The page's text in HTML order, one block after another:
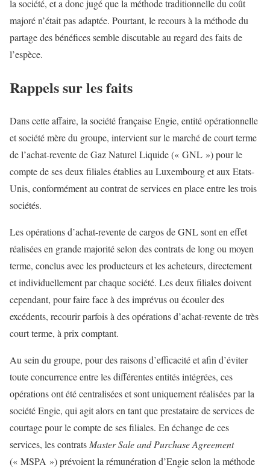
la société, et a donc jugé que la méthode traditionnelle du coût
majoré n’était pas adaptée. Pourtant, le recours à la méthode du
partage des bénéfices semble discutable au regard des faits de
l’espèce.
Rappels sur les faits
Dans cette affaire, la société française Engie, entité opérationnelle
et société mère du groupe, intervient sur le marché de court terme
de l’achat-revente de Gaz Naturel Liquide (« GNL ») pour le
compte de ses deux filiales établies au Luxembourg et aux Etats-
Unis, conformément au contrat de services en place entre les trois
sociétés.
Les opérations d’achat-revente de cargos de GNL sont en effet
réalisées en grande majorité selon des contrats de long ou moyen
terme, conclus avec les producteurs et les acheteurs, directement
et individuellement par chaque société. Les deux filiales doivent
cependant, pour faire face à des imprévus ou écouler des
excédents, recourir parfois à des opérations d’achat-revente de très
court terme, à prix comptant.
Au sein du groupe, pour des raisons d’efficacité et afin d’éviter
toute concurrence entre les différentes entités intégrées, ces
opérations ont été centralisées et sont uniquement réalisées par la
société Engie, qui agit alors en tant que prestataire de services de
courtage pour le compte de ses filiales. En échange de ces
services, les contrats Master Sale and Purchase Agreement
(« MSPA ») prévoient la rémunération d’Engie selon la méthode